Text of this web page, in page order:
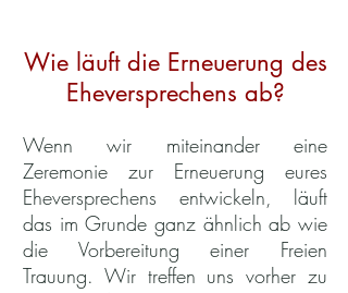
Wie läuft die Erneuerung des
Eheversprechens ab?
Wenn wir miteinander eine
Zeremonie zur Erneuerung eures
Eheversprechens entwickeln, läuft
das im Grunde ganz ähnlich ab wie
die Vorbereitung einer Freien
Trauung. Wir treffen uns vorher zu